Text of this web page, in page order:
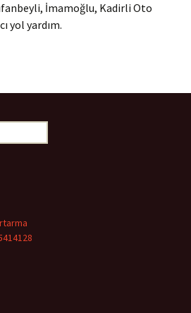
İmamoğlu, Kadirli Oto
yol yardım.